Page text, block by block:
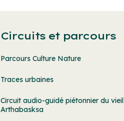
Circuits et parcours
Parcours Culture Nature
Traces urbaines
Circuit audio-guidé piétonnier du vieil
Arthabasksa